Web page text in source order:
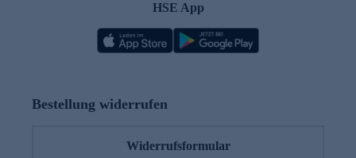
HSE App
Bestellung widerrufen
Widerrufsformular